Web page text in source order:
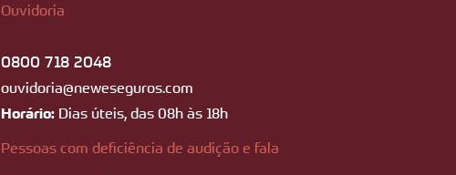
Ouvidoria
0800 718 2048
ouvidoria@neweseguros.com
Horário: Dias úteis, das 08h às 18h
Pessoas com deficiência de audição e fala